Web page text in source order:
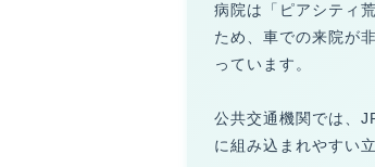
病院は「ピアシティ
ため、車での来院が
っています。
公共交通機関では、
に組み込まれやすい